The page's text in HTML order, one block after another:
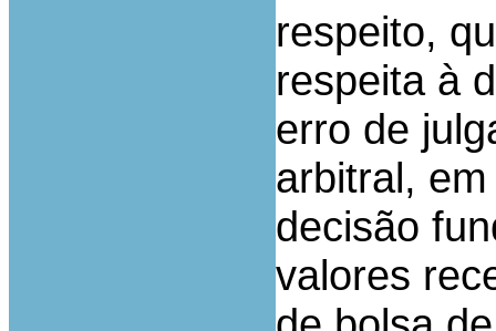
respeito,
respeita à
erro de
arbitral,
decisão
valores